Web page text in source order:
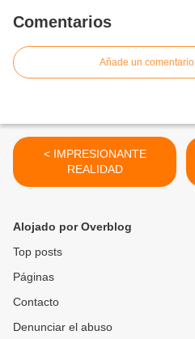
Comentarios
Añade un comentario
< IMPRESIONANTE
REALIDAD
Alojado por Overblog
Top posts
Páginas
Contacto
Denunciar el abuso